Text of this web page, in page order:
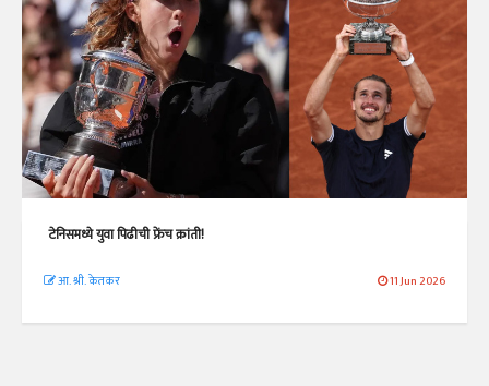
टेनिसमध्ये युवा पिढीची फ्रेंच क्रांती!
आ. श्री. केतकर 11 Jun 2026